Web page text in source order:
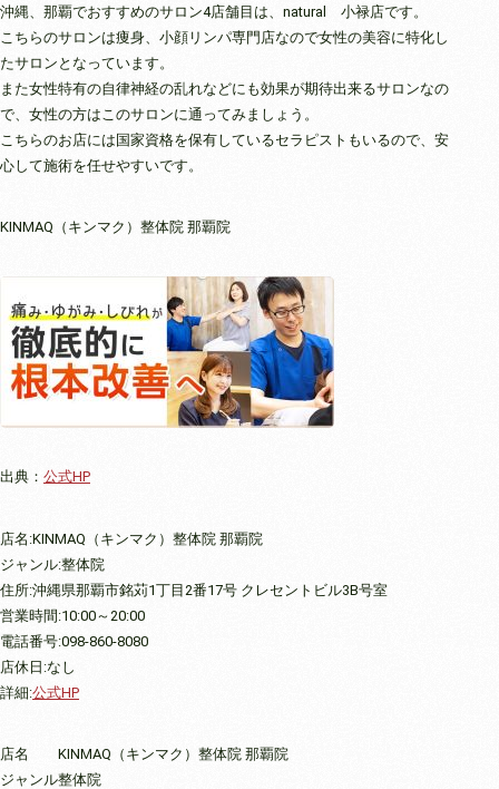
沖縄、那覇でおすすめのサロン4店舗目は、natural 小禄店です。
こちらのサロンは痩身、小顔リンパ専門店なので女性の美容に特化し
たサロンとなっています。
また女性特有の自律神経の乱れなどにも効果が期待出来るサロンなの
で、女性の方はこのサロンに通ってみましょう。
こちらのお店には国家資格を保有しているセラピストもいるので、安
心して施術を任せやすいです。
KINMAQ（キンマク）整体院 那覇院
出典： 公式HP
店名:KINMAQ（キンマク）整体院 那覇院
ジャンル:整体院
住所:沖縄県那覇市銘苅1丁目2番17号 クレセントビル3B号室
営業時間:10:00～20:00
電話番号:098-860-8080
店休日:なし
詳細:公式HP
店名
KINMAQ（キンマク）整体院 那覇院
ジャンル整体院